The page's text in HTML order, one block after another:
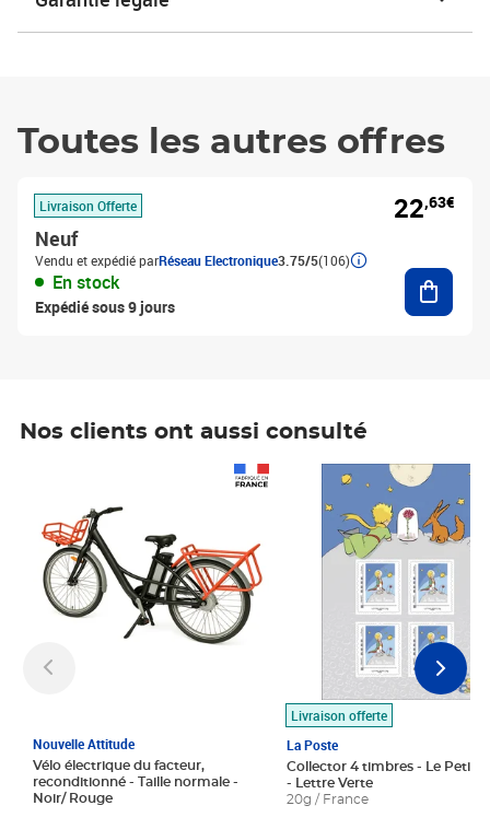
Toutes les autres offres
Livraison Offerte
Neuf
Vendu et expédié parRéseau Electronique3.75/5(106)
En stock
Expédié sous 9 jours
22,63€
Nos clients ont aussi consulté
Nouvelle Attitude
Vélo électrique du facteur,
reconditionné - Taille normale -
Noir/ Rouge
Livraison offerte
La Poste
Collector 4 timbres - Le Petit
- Lettre Verte
20g / France
Prix 7,50€